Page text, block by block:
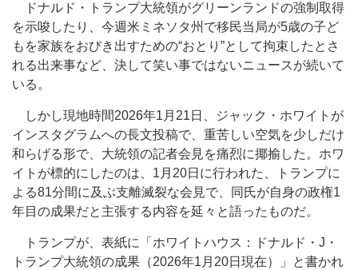
ドナルド・トランプ大統領がグリーンランドの強制取得
を示唆したり、今週米ミネソタ州で移民当局が5歳の子ど
もを家族をおびき出すための“おとり”として拘束したとさ
れる出来事など、決して笑い事ではないニュースが続いて
いる。
しかし現地時間2026年1月21日、ジャック・ホワイトが
インスタグラムへの長文投稿で、重苦しい空気を少しだけ
和らげる形で、大統領の記者会見を痛烈に揶揄した。ホワ
イトが標的にしたのは、1月20日に行われた、トランプに
よる81分間に及ぶ支離滅裂な会見で、同氏が自身の政権1
年目の成果だと主張する内容を延々と語ったものだ。
トランプが、表紙に「ホワイトハウス：ドナルド・J・
トランプ大統領の成果（2026年1月20日現在）」と書かれ